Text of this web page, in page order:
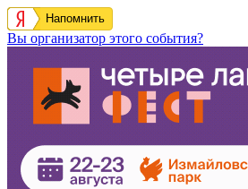
Напомнить
Вы организатор этого события?